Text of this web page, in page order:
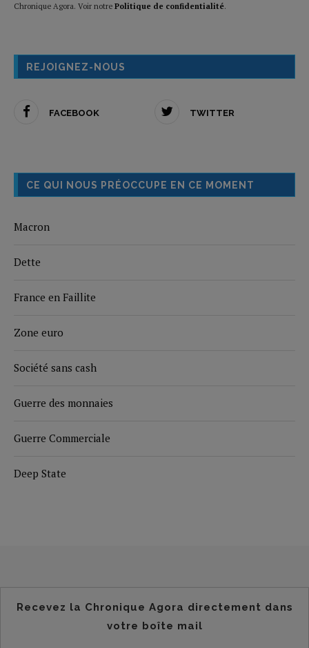
Chronique Agora. Voir notre Politique de confidentialité.
REJOIGNEZ-NOUS
FACEBOOK TWITTER
CE QUI NOUS PRÉOCCUPE EN CE MOMENT
Macron
Dette
France en Faillite
Zone euro
Société sans cash
Guerre des monnaies
Guerre Commerciale
Deep State
Recevez la Chronique Agora directement dans
votre boîte mail